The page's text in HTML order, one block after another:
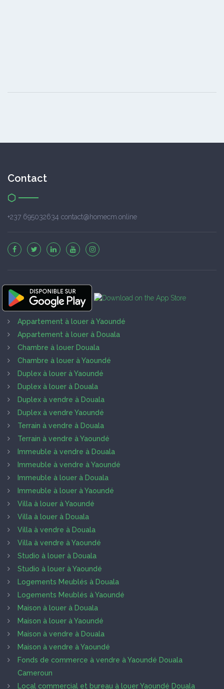
Contact
+237 695032634 contact@homecm.online
Appartement à louer à Yaoundé
Appartement à louer à Douala
Chambre à louer Douala
Chambre à louer à Yaoundé
Duplex à louer à Yaoundé
Duplex à louer à Douala
Duplex à vendre à Douala
Duplex à vendre Yaoundé
Terrain à vendre à Douala
Terrain à vendre à Yaoundé
Immeuble à vendre à Douala
Immeuble à vendre à Yaoundé
Immeuble à louer à Douala
Immeuble à louer à Yaoundé
Villa à louer à Yaoundé
Villa à louer à Douala
Villa à vendre à Douala
Villa à vendre à Yaoundé
Studio à louer à Douala
Studio à louer à Yaoundé
Logements Meublés à Douala
Logements Meublés à Yaoundé
Maison à louer à Douala
Maison à louer à Yaoundé
Maison à vendre à Douala
Maison à vendre à Yaoundé
Fonds de commerce à vendre à Yaoundé Douala
Cameroun
Local commercial et bureau à louer Yaoundé Douala